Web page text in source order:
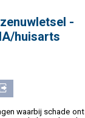
-
huisarts
waarbij schade